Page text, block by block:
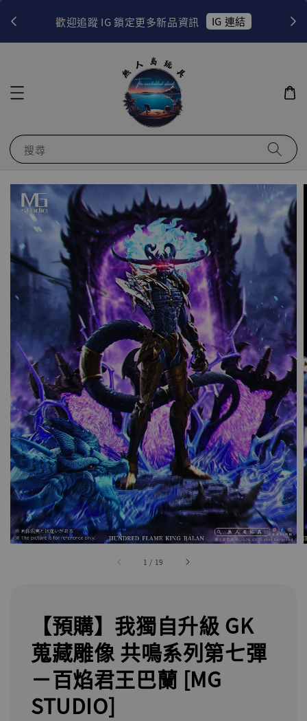
歡迎追蹤 IG 鎖定更多新品資訊 IG 連結
搜尋
1 / 19
【預購】我獨自升級 GK
蒐藏雕像 共鳴系列第七彈
－百焰君王巴蘭 [MG
STUDIO]